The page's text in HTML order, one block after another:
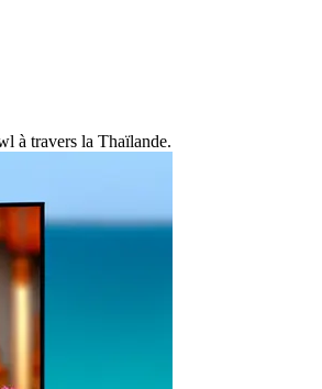
à travers la Thaïlande.